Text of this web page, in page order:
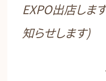
EXPO出店しま
知らせします)
場所：